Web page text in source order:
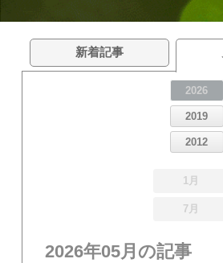
新着記事
2026
2019
2012
1月
7月
2026年05月の記事